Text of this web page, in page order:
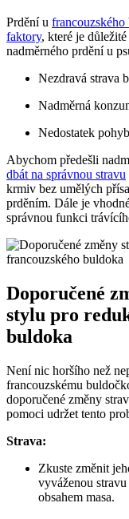
Prdění u
faktory, které je
nadměrného prdění u
Nezdravá strava
Nadměrná
Nedostatek
Abychom předešli
dbát na správnou stravu
krmiv bez umělých
prděním. Dále je
správnou funkci
Doporučené
stylu pro
buldoka
Není nic horšího než
francouzskému
doporučené změny
pomoci udržet tento
Strava:
Zkuste změnit
vyváženou
obsahem masa.